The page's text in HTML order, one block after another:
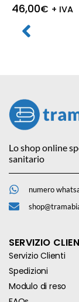
46,00€ + IVA
Valutato
5.00 su 5
Lo shop online
sanitario
numero
SERVIZIO
Servizio Clienti
Spedizioni
Modulo di reso